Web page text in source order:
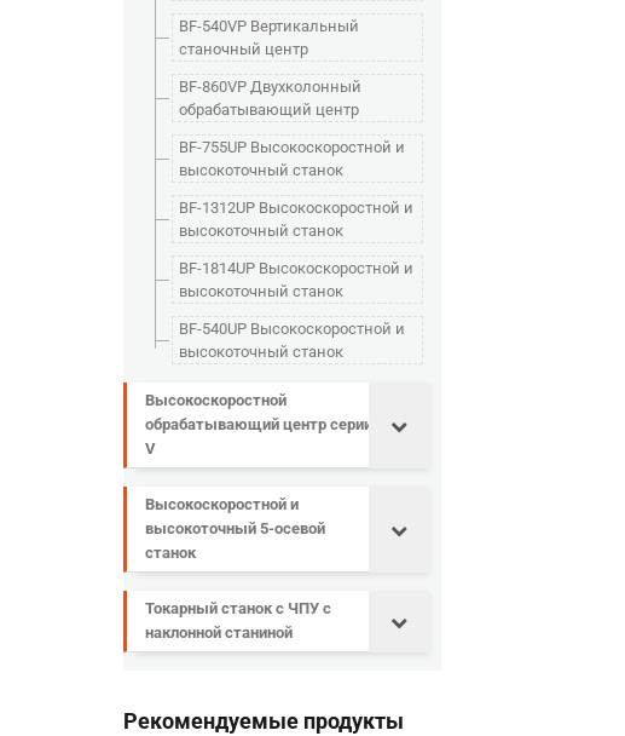
BF-540VP Вертикальный
станочный центр
BF-860VP Двухколонный
обрабатывающий центр
BF-755UP Высокоскоростной и
высокоточный станок
BF-1312UP Высокоскоростной и
высокоточный станок
BF-1814UP Высокоскоростной и
высокоточный станок
BF-540UP Высокоскоростной и
высокоточный станок
Высокоскоростной
обрабатывающий центр серии
V
Высокоскоростной и
высокоточный 5-осевой
станок
Токарный станок с ЧПУ с
наклонной станиной
Рекомендуемые продукты